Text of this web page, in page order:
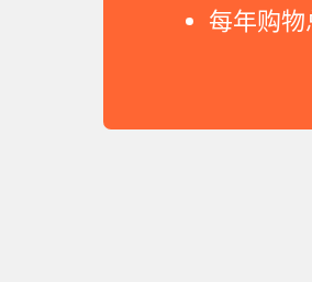
每年购